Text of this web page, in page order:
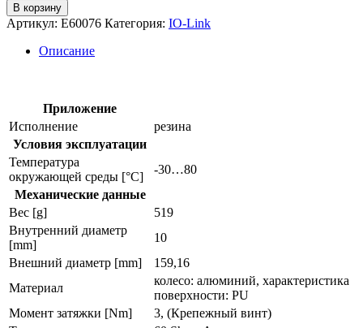
Измерительное
колесо
e60076
В корзину
Артикул: E60076 Категория: IO-Link
Описание
Приложение
Исполнение
резина
Условия эксплуатации
Температура
окружающей среды [°C]
-30…80
Механические данные
Вес [g]
519
Внутренний диаметр
[mm]
10
Внешний диаметр [mm]
159,16
Материал
колесо: алюминий, характеристика
поверхности: PU
Момент затяжки [Nm]
3, (Крепежный винт)